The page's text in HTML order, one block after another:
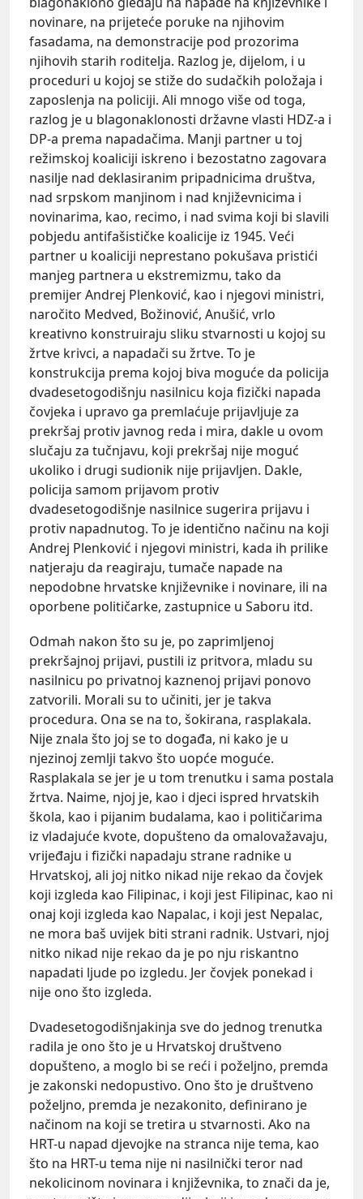
novinare, na prijeteće poruke na njihovim
fasadama, na demonstracije pod prozorima
njihovih starih roditelja. Razlog je, dijelom, i u
proceduri u kojoj se stiže do sudačkih položaja i
zaposlenja na policiji. Ali mnogo više od toga,
razlog je u blagonaklonosti državne vlasti HDZ-a i
DP-a prema napadačima. Manji partner u toj
režimskoj koaliciji iskreno i bezostatno zagovara
nasilje nad deklasiranim pripadnicima društva,
nad srpskom manjinom i nad književnicima i
novinarima, kao, recimo, i nad svima koji bi slavili
pobjedu antifašističke koalicije iz 1945. Veći
partner u koaliciji neprestano pokušava pristići
manjeg partnera u ekstremizmu, tako da
premijer Andrej Plenković, kao i njegovi ministri,
naročito Medved, Božinović, Anušić, vrlo
kreativno konstruiraju sliku stvarnosti u kojoj su
žrtve krivci, a napadači su žrtve. To je
konstrukcija prema kojoj biva moguće da policija
dvadesetogodišnju nasilnicu koja fizički napada
čovjeka i upravo ga premlaćuje prijavljuje za
prekršaj protiv javnog reda i mira, dakle u ovom
slučaju za tučnjavu, koji prekršaj nije moguć
ukoliko i drugi sudionik nije prijavljen. Dakle,
policija samom prijavom protiv
dvadesetogodišnje nasilnice sugerira prijavu i
protiv napadnutog. To je identično načinu na koji
Andrej Plenković i njegovi ministri, kada ih prilike
natjeraju da reagiraju, tumače napade na
nepodobne hrvatske književnike i novinare, ili na
oporbene političarke, zastupnice u Saboru itd.
Odmah nakon što su je, po zaprimljenoj
prekršajnoj prijavi, pustili iz pritvora, mladu su
nasilnicu po privatnoj kaznenoj prijavi ponovo
zatvorili. Morali su to učiniti, jer je takva
procedura. Ona se na to, šokirana, rasplakala.
Nije znala što joj se to događa, ni kako je u
njezinoj zemlji takvo što uopće moguće.
Rasplakala se jer je u tom trenutku i sama postala
žrtva. Naime, njoj je, kao i djeci ispred hrvatskih
škola, kao i pijanim budalama, kao i političarima
iz vladajuće kvote, dopušteno da omalovažavaju,
vrijeđaju i fizički napadaju strane radnike u
Hrvatskoj, ali joj nitko nikad nije rekao da čovjek
koji izgleda kao Filipinac, i koji jest Filipinac, kao ni
onaj koji izgleda kao Napalac, i koji jest Nepalac,
ne mora baš uvijek biti strani radnik. Ustvari, njoj
nitko nikad nije rekao da je po nju riskantno
napadati ljude po izgledu. Jer čovjek ponekad i
nije ono što izgleda.
Dvadesetogodišnjakinja sve do jednog trenutka
radila je ono što je u Hrvatskoj društveno
dopušteno, a moglo bi se reći i poželjno, premda
je zakonski nedopustivo. Ono što je društveno
poželjno, premda je nezakonito, definirano je
načinom na koji se tretira u stvarnosti. Ako na
HRT-u napad djevojke na stranca nije tema, kao
što na HRT-u tema nije ni nasilnički teror nad
nekolicinom novinara i književnika, to znači da je,